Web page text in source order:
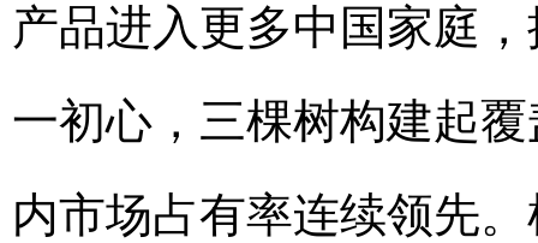
产品进入更多中国家庭
一初心，三棵树构建起
内市场占有率连续领先